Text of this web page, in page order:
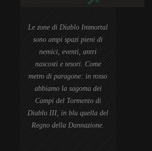
Le zone di Diablo Immortal
sono ampi spazi pieni di
nemici, eventi, antri
nascosti e tesori. Come
metro di paragone: in rosso
abbiamo la sagoma dei
Campi del Tormento di
Diablo III, in blu quella del
Regno della Dannazione.